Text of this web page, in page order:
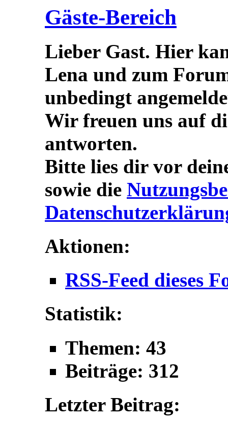
Gäste-Bereich
Lieber Gast. Hier
Lena und zum
unbedingt
Wir freuen uns auf
antworten.
Bitte lies dir vor
sowie die
Aktionen:
RSS-Feed dieses
Statistik:
Themen: 43
Beiträge: 312
Letzter Beitrag: